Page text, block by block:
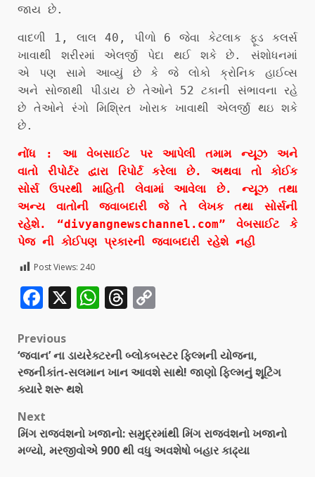
જાય છે.
વાદળી 1, લાલ 40, પીળો 6 જેવા કેટલાક ફૂડ કલર્સ
ખાવાથી શરીરમાં એલર્જી પેદા થઈ શકે છે. સંશોધનમાં
એ પણ સામે આવ્યું છે કે જે લોકો ક્રોનિક હાઈવ્સ
અને સોજાથી પીડાય છે તેઓને 52 ટકાની સંભાવના રહે
છે તેઓને રંગો મિશ્રિત ખોરાક ખાવાથી એલર્જી થઇ શકે
છે.
નોંધ : આ વેબસાઈટ પર આપેલી તમામ ન્યૂઝ અને
વાતો રીપોર્ટર દ્વારા રિપોર્ટ કરેલા છે. અથવા તો કોઈક
સોર્સ ઉપરથી માહિતી લેવામાં આવેલા છે. ન્યૂઝ તથા
અન્ય વાતોની જવાબદારી જે તે લેખક તથા સોર્સની
રહેશે. “divyangnewschannel.com” વેબસાઈટ કે
પેજ ની કોઈપણ પ્રકારની જવાબદારી રહેશે નહી
Post Views: 240
Facebook
X WhatsApp
Threads
Previous
‘જવાન’ ના ડાયરેક્ટરની બ્લોકબસ્ટર ફિલ્મની યોજના,
રજનીકાંત-સલમાન ખાન આવશે સાથે! જાણો ફિલ્મનું શૂટિંગ
ક્યારે શરૂ થશે
Next
મિંગ રાજવંશનો ખજાનો: સમુદ્રમાંથી મિંગ રાજવંશનો ખજાનો
મળ્યો, મરજીવોએ 900 થી વધુ અવશેષો બહાર કાઢ્યા